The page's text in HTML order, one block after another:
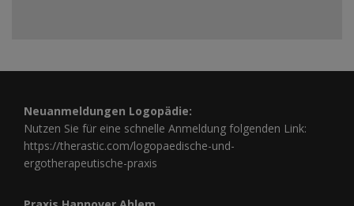
Neuanmeldungen Logopädie:
Nutzen Sie für eine schnelle Anmeldung folgenden Link:
https://therastic.com/logopaedische-und-
ergotherapeutische-praxis